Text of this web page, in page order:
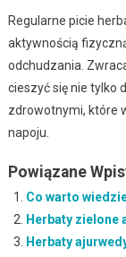
Regularne picie
aktywnością
odchudzania.
cieszyć się nie tylko
zdrowotnymi, które
napoju.
Powiązane
Co warto
Herbaty zielone
Herbaty